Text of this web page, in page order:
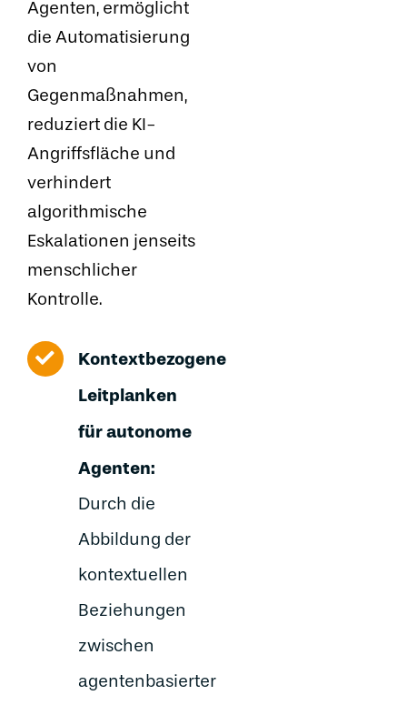
Agenten, ermöglicht
die Automatisierung
von
Gegenmaßnahmen,
reduziert die KI-
Angriffsfläche und
verhindert
algorithmische
Eskalationen jenseits
menschlicher
Kontrolle.
Kontextbezogene
Leitplanken
für autonome
Agenten:
Durch die
Abbildung der
kontextuellen
Beziehungen
zwischen
agentenbasierter